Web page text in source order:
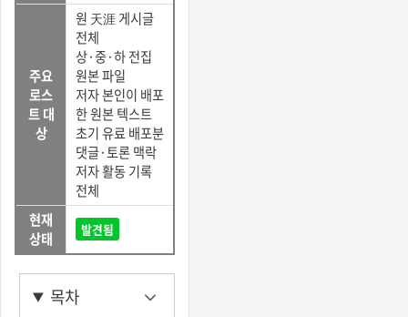
주요
로스
트 대
상
원 天涯 게시글
전체
상·중·하 전집
원본 파일
저자 본인이 배포
한 원본 텍스트
초기 유료 배포분
댓글·토론 맥락
저자 활동 기록
전체
현재
상태
발견됨
목차